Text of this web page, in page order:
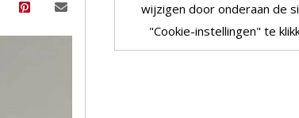
wijzigen door onderaan de
"Cookie-instellingen" te